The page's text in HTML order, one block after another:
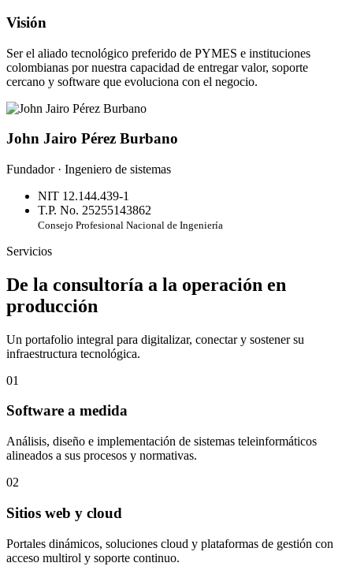
Visión
Ser el aliado tecnológico preferido de PYMES e instituciones
colombianas por nuestra capacidad de entregar valor, soporte
cercano y software que evoluciona con el negocio.
John Jairo Pérez Burbano
Fundador · Ingeniero de sistemas
NIT 12.144.439-1
T.P. No. 25255143862
Consejo Profesional Nacional de Ingeniería
Servicios
De la consultoría a la operación en
producción
Un portafolio integral para digitalizar, conectar y sostener su
infraestructura tecnológica.
01
Software a medida
Análisis, diseño e implementación de sistemas teleinformáticos
alineados a sus procesos y normativas.
02
Sitios web y cloud
Portales dinámicos, soluciones cloud y plataformas de gestión con
acceso multirol y soporte continuo.